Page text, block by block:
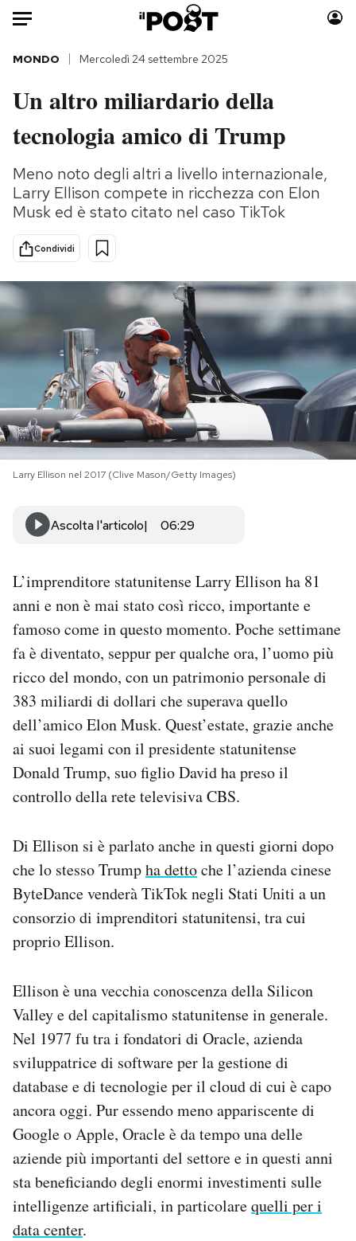
Auto
HOME
Italia
Politica
Tecnologia
Scienza
Moda
Consumismi
Storie/Idee
Altrecose
Mondiali calcio 2026
PODCAST
NEWSLETTER
CALENDARIO
AREA PERSONALE
Area Personale
Newsletter
Notifiche mobile
Regala il Post
Hai bisogno di aiuto?
Esci
MONDO Mercoledì 24 settembre 2025
Un altro miliardario della
tecnologia amico di Trump
Meno noto degli altri a livello internazionale,
Larry Ellison compete in ricchezza con Elon
Musk ed è stato citato nel caso TikTok
Condividi
Larry Ellison nel 2017 (Clive Mason/Getty Images)
Ascolta l'articolo 06:29
L’imprenditore statunitense Larry Ellison ha 81
anni e non è mai stato così ricco, importante e
famoso come in questo momento. Poche settimane
fa è diventato, seppur per qualche ora, l’uomo più
ricco del mondo, con un patrimonio personale di
383 miliardi di dollari che superava quello
dell’amico Elon Musk. Quest’estate, grazie anche
ai suoi legami con il presidente statunitense
Donald Trump, suo figlio David ha preso il
controllo della rete televisiva CBS.
Di Ellison si è parlato anche in questi giorni dopo
che lo stesso Trumpha dettoche l’azienda cinese
ByteDance venderà TikTok negli Stati Uniti a un
consorzio di imprenditori statunitensi, tra cui
proprio Ellison.
Ellison è una vecchia conoscenza della Silicon
Valley e del capitalismo statunitense in generale.
Nel 1977 fu tra i fondatori di Oracle, azienda
sviluppatrice di software per la gestione di
database e di tecnologie per il cloud di cui è capo
ancora oggi. Pur essendo meno appariscente di
Google o Apple, Oracle è da tempo una delle
aziende più importanti del settore e in questi anni
sta beneficiando degli enormi investimenti sulle
intelligenze artificiali, in particolarequelli per i
data center.